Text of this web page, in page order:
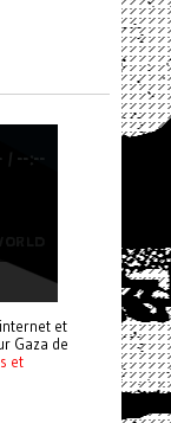
et
Gaza de
et